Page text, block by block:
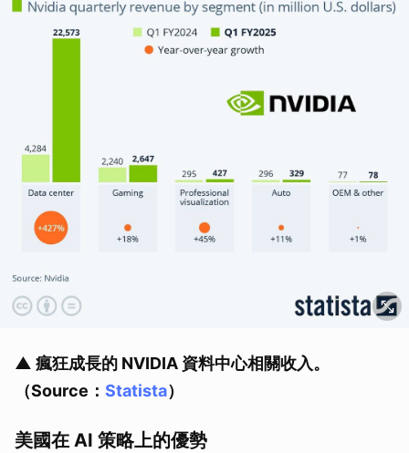
▲ 瘋狂成長的 NVIDIA 資料中心相關收入。
（Source： Statista）
美國在 AI 策略上的優勢